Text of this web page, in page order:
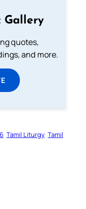
Gallery
quotes,
and more.
Tamil Liturgy Tamil